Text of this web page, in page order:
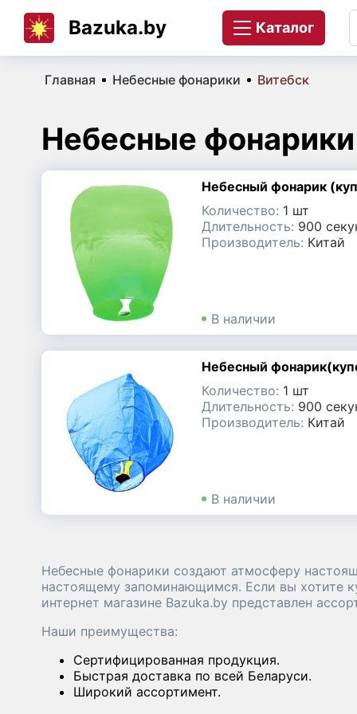
Bazuka.by Каталог
Главная Небесные фонарики Витебск
Небесные фонарики
Небесный фонарик
Количество: 1 шт
Длительность: 900
Производитель: Китай
В наличии
Небесный
Количество: 1 шт
Длительность: 900
Производитель: Китай
В наличии
Небесные фонарики создают атмосферу
настоящему запоминающимся. Если вы хотите
интернет магазине Bazuka.by представлен
Наши преимущества:
Cертифицированная продукция.
Быстрая доставка по всей Беларуси.
Широкий ассортимент.
Салюты на выпускной
Цветной дым
Свечи для торта с
фейерверком
Бенгальские огни
Небесные фонарики
Хлопушки
Фаера | Фальшфейеры
Петарды, шутихи
Фестивальные шары
Ракеты